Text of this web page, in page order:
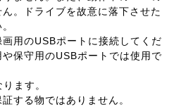
。ドライブを故意に落下させた
用のUSBポートに接続してくだ
保守用のUSBポートでは使用で
ます。
する物ではありません。